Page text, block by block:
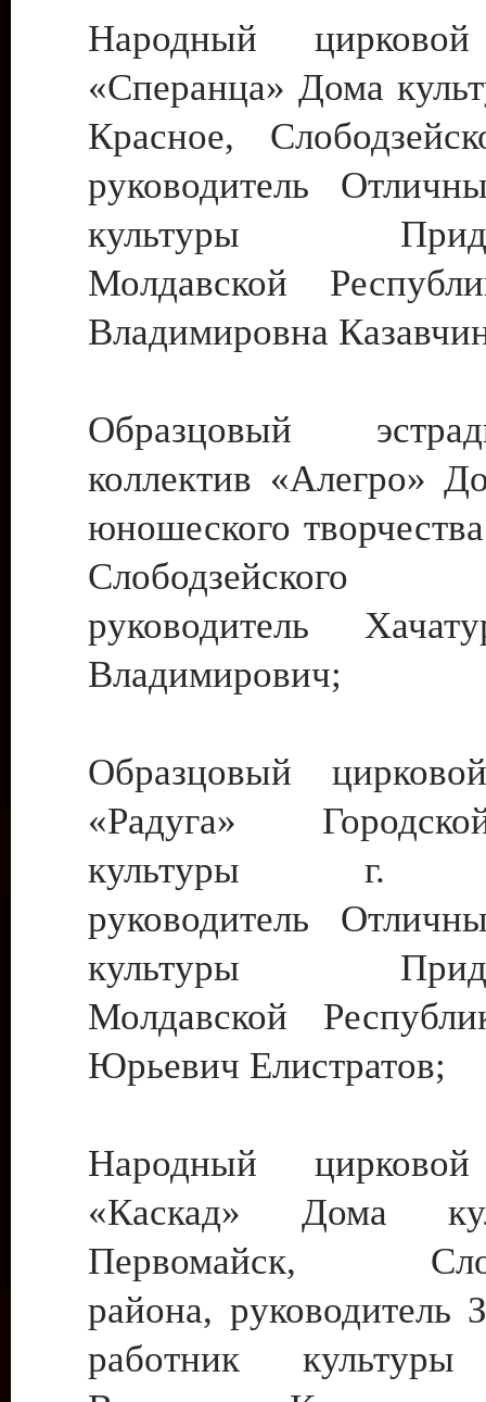
Народный цирковой
«Сперанца» Дома
Красное,
руководитель
культуры
Молдавской
Владимировна
Образцовый
коллектив «Алегро»
юношеского
руководитель
Владимирович;
Образцовый
«Радуга»
культуры г.
руководитель
культуры
Молдавской
Юрьевич Елистратов;
Народный цирковой
«Каскад» Дома
Первомайск,
района, руководитель
работник культуры